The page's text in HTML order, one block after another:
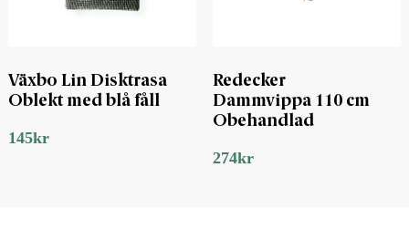
Växbo Lin Disktrasa
Oblekt med blå fåll
145kr
Redecker
Dammvippa 110 cm
Obehandlad
274kr